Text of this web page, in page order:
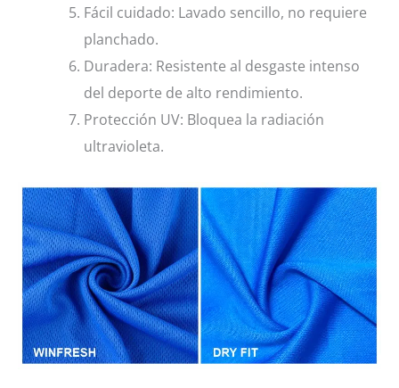
Fácil cuidado: Lavado sencillo, no requiere
planchado.
Duradera: Resistente al desgaste intenso
del deporte de alto rendimiento.
Protección UV: Bloquea la radiación
ultravioleta.